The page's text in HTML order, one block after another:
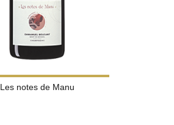
Les notes de Manu